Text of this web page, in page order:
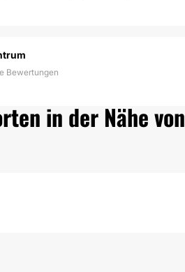
Bewertungen
in der Nähe von